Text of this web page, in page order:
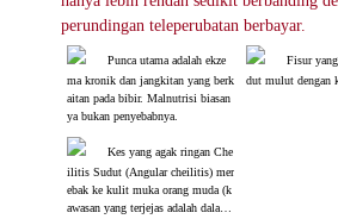
perundingan teleperubatan berbayar.
Punca utama adalah ekze
ma kronik dan jangkitan yang berk
aitan pada bibir. Malnutrisi biasan
ya bukan penyebabnya.
Kes yang agak ringan Che
ilitis Sudut (Angular cheilitis) mer
ebak ke kulit muka orang muda (k
awasan yang terjejas adalah dalam
Fisur
dut mulut dengan